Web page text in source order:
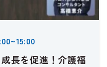
長を促進！介護福